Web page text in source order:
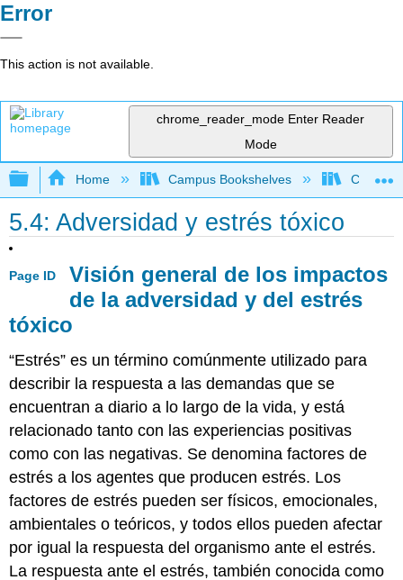
Error
This action is not available.
chrome_reader_mode Enter Reader
Mode
Expand/collapse global hierarchy
Home Campus Bookshelves
5.4: Adversidad y estrés tóxico
Page ID
Visión general de los impactos
de la adversidad y del estrés
tóxico
“Estrés” es un término comúnmente utilizado para
describir la respuesta a las demandas que se
encuentran a diario a lo largo de la vida, y está
relacionado tanto con las experiencias positivas
como con las negativas. Se denomina factores de
estrés a los agentes que producen estrés. Los
factores de estrés pueden ser físicos, emocionales,
ambientales o teóricos, y todos ellos pueden afectar
por igual la respuesta del organismo ante el estrés.
La respuesta ante el estrés, también conocida como